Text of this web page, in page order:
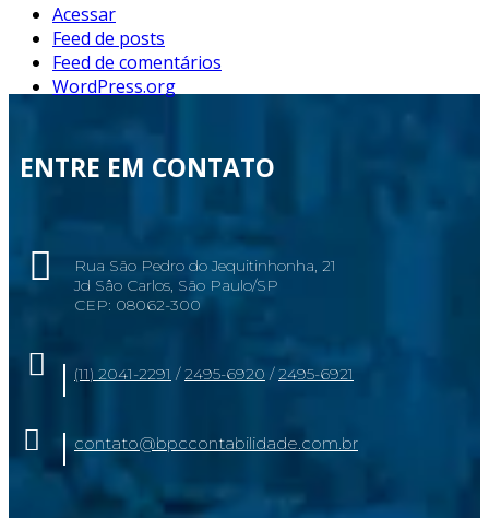
Acessar
Feed de posts
Feed de comentários
WordPress.org
ENTRE EM CONTATO
Rua São Pedro do Jequitinhonha, 21
Jd Sâo Carlos, São Paulo/SP
CEP: 08062-300
(11) 2041-2291 /2495-6920 /2495-6921
contato@bpccontabilidade.com.br